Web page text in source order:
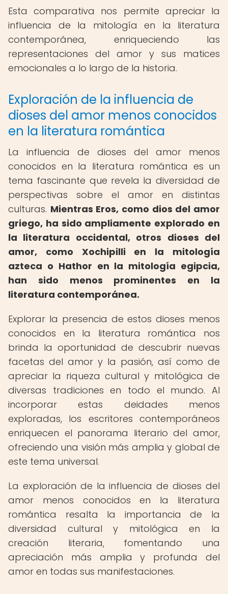
Esta comparativa nos permite apreciar la
influencia de la mitología en la literatura
contemporánea, enriqueciendo las
representaciones del amor y sus matices
emocionales a lo largo de la historia.
Exploración de la influencia de
dioses del amor menos conocidos
en la literatura romántica
La influencia de dioses del amor menos
conocidos en la literatura romántica es un
tema fascinante que revela la diversidad de
perspectivas sobre el amor en distintas
culturas. Mientras Eros, como dios del amor
griego, ha sido ampliamente explorado en
la literatura occidental, otros dioses del
amor, como Xochipilli en la mitología
azteca o Hathor en la mitología egipcia,
han sido menos prominentes en la
literatura contemporánea.
Explorar la presencia de estos dioses menos
conocidos en la literatura romántica nos
brinda la oportunidad de descubrir nuevas
facetas del amor y la pasión, así como de
apreciar la riqueza cultural y mitológica de
diversas tradiciones en todo el mundo. Al
incorporar estas deidades menos
exploradas, los escritores contemporáneos
enriquecen el panorama literario del amor,
ofreciendo una visión más amplia y global de
este tema universal.
La exploración de la influencia de dioses del
amor menos conocidos en la literatura
romántica resalta la importancia de la
diversidad cultural y mitológica en la
creación literaria, fomentando una
apreciación más amplia y profunda del
amor en todas sus manifestaciones.